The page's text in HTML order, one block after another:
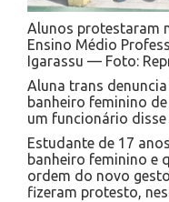
Alunos protestaram
Ensino Médio
Igarassu — Foto:
Aluna trans
banheiro feminino
um funcionário
Estudante de 17
banheiro feminino e
ordem do novo
fizeram protesto,